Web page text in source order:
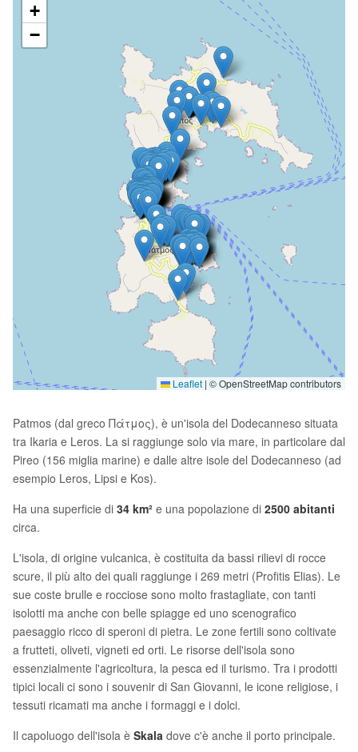
+
−
Leaflet | © OpenStreetMap contributors
Patmos (dal greco Πάτμος), è un'isola del Dodecanneso situata
tra Ikaria e Leros. La si raggiunge solo via mare, in particolare dal
Pireo (156 miglia marine) e dalle altre isole del Dodecanneso (ad
esempio Leros, Lipsi e Kos).
Ha una superficie di 34 km² e una popolazione di 2500 abitanti
circa.
L'isola, di origine vulcanica, è costituita da bassi rilievi di rocce
scure, il più alto dei quali raggiunge i 269 metri (Profitis Elias). Le
sue coste brulle e rocciose sono molto frastagliate, con tanti
isolotti ma anche con belle spiagge ed uno scenografico
paesaggio ricco di speroni di pietra. Le zone fertili sono coltivate
a frutteti, oliveti, vigneti ed orti. Le risorse dell'isola sono
essenzialmente l'agricoltura, la pesca ed il turismo. Tra i prodotti
tipici locali ci sono i souvenir di San Giovanni, le icone religiose, i
tessuti ricamati ma anche i formaggi e i dolci.
Il capoluogo dell'isola è Skala dove c'è anche il porto principale.